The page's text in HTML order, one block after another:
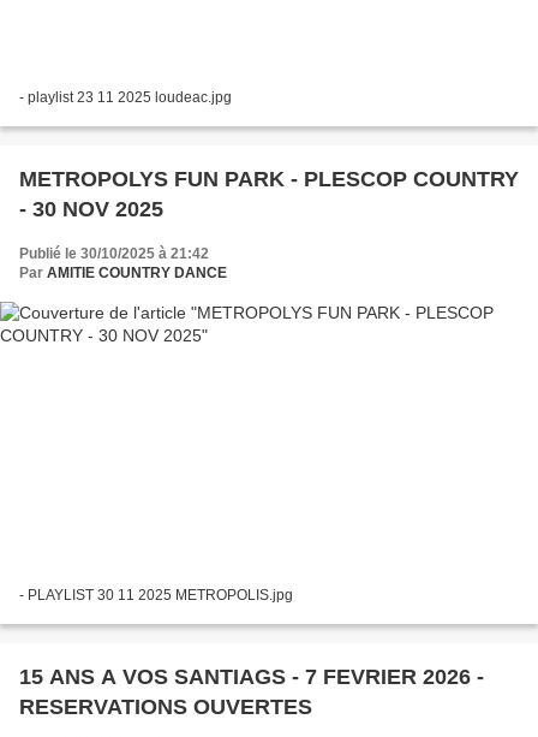
- playlist 23 11 2025 loudeac.jpg
METROPOLYS FUN PARK - PLESCOP COUNTRY
- 30 NOV 2025
Publié le 30/10/2025 à 21:42
Par AMITIE COUNTRY DANCE
- PLAYLIST 30 11 2025 METROPOLIS.jpg
15 ANS A VOS SANTIAGS - 7 FEVRIER 2026 -
RESERVATIONS OUVERTES